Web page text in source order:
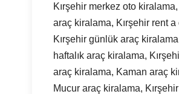
Kırşehir merkez oto
araç kiralama, Kırşehir rent a
Kırşehir günlük araç
haftalık araç kiralama,
araç kiralama, Kaman araç
Mucur araç kiralama,